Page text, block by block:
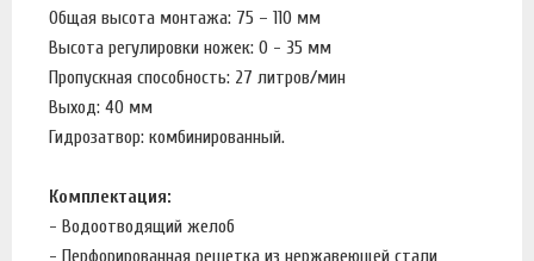
Общая высота монтажа: 75 – 110 мм
Высота регулировки ножек: 0 - 35 мм
Пропускная способность: 27 литров/мин
Выход: 40 мм
Гидрозатвор: комбинированный.
Комплектация:
- Водоотводящий желоб
- Перфорированная решетка из нержавеющей стали